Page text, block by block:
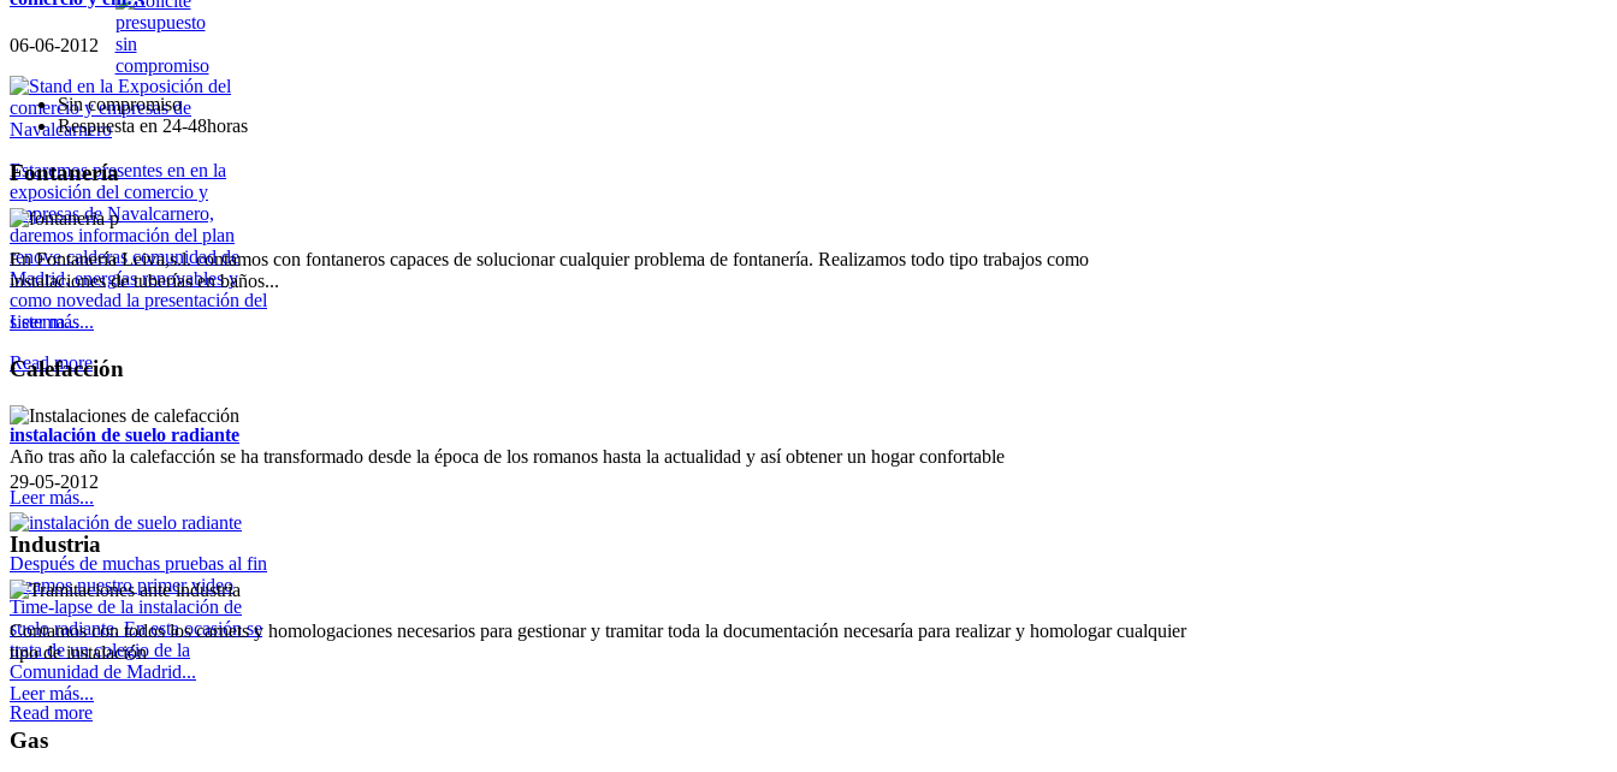
06-06-2012
Estaremos presentes en en la
exposición del comercio y
empresas de Navalcarnero,
daremos información del plan
renove calderas comunidad de
Madrid, energías renovables y
como novedad la presentación del
sistema...
Read more
instalación de suelo radiante
29-05-2012
Después de muchas pruebas al fin
creamos nuestro primer video
Time-lapse de la instalación de
suelo radiante. En esta ocasión se
trata de un colegio de la
Comunidad de Madrid...
Read more
Sin compromiso
Respuesta en 24-48horas
Fontanería
En Fontanería Leiva,s.l. contamos con fontaneros capaces de solucionar cualquier problema de fontanería. Realizamos todo tipo trabajos como
instalaciones de tuberías en baños...
Leer más...
Calefacción
Año tras año la calefacción se ha transformado desde la época de los romanos hasta la actualidad y así obtener un hogar confortable
Leer más...
Industria
Contamos con todos los carnets y homologaciones necesarios para gestionar y tramitar toda la documentación necesaría para realizar y homologar cualquier
tipo de instalación
Leer más...
Gas